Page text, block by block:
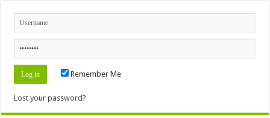
Remember Me
Lost your password?